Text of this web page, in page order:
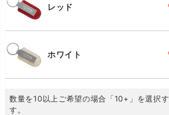
レッド
ホワイト
数量を10以上ご希望の場合「10+」を選択
す。